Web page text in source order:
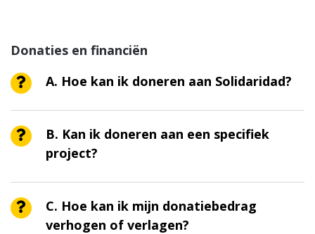
Donaties en financiën
A. Hoe kan ik doneren aan Solidaridad?
B. Kan ik doneren aan een specifiek
project?
C. Hoe kan ik mijn donatiebedrag
verhogen of verlagen?